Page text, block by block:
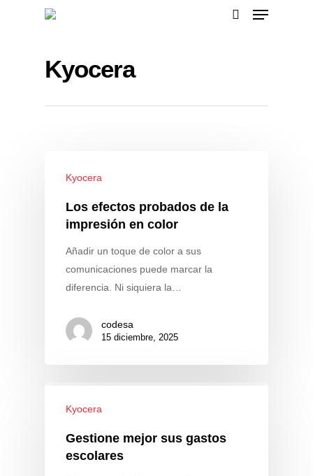
Kyocera
Kyocera
Los efectos probados de la
impresión en color
Añadir un toque de color a sus
comunicaciones puede marcar la
diferencia. Ni siquiera la…
codesa
15 diciembre, 2025
Kyocera
Gestione mejor sus gastos
escolares